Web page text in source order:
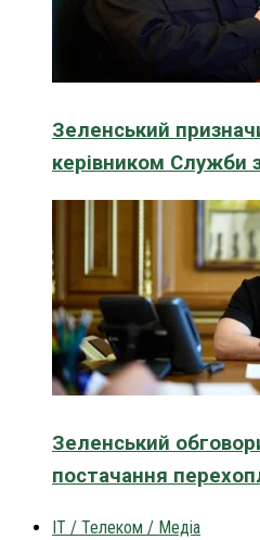
Зеленський
керівником Служби
Зеленський
постачання
IT / Телеком / Медіа